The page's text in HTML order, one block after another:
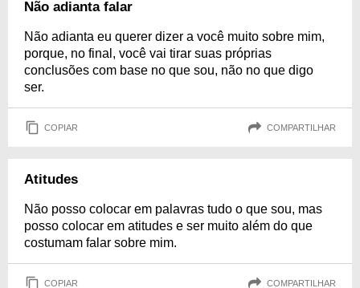
Não adianta falar
Não adianta eu querer dizer a você muito sobre mim,
porque, no final, você vai tirar suas próprias
conclusões com base no que sou, não no que digo
ser.
COPIAR COMPARTILHAR
Atitudes
Não posso colocar em palavras tudo o que sou, mas
posso colocar em atitudes e ser muito além do que
costumam falar sobre mim.
COPIAR COMPARTILHAR